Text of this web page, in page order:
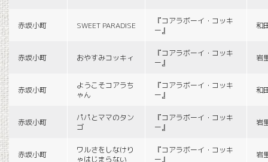
赤坂小町 SWEET PARADISE
『コアラボーイ・コッキ
ー』
和
赤坂小町 おやすみコッキィ
『コアラボーイ・コッキ
ー』
岩
赤坂小町
ようこそコアラち
ゃん
『コアラボーイ・コッキ
ー』
和
赤坂小町
パパとママのタン
ゴ
『コアラボーイ・コッキ
ー』
岩
赤坂小町
ワルさをしなけり
ゃはじまらない
『コアラボーイ・コッキ
ー』
岩